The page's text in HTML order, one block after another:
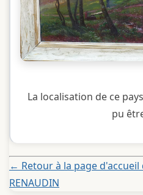
La localisation de ce
pu
← Retour à la page d'accueil
RENAUDIN